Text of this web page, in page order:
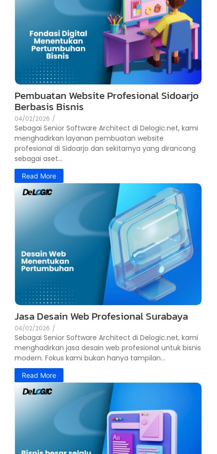
Pembuatan Website Profesional Sidoarjo
Berbasis Bisnis
04/02/2026 /
Sebagai Senior Software Architect di Delogic.net, kami
menghadirkan layanan pembuatan website
profesional di Sidoarjo dan sekitarnya yang dirancang
sebagai aset...
Read More
Jasa Desain Web Profesional Surabaya
04/02/2026 /
Sebagai Senior Software Architect di Delogic.net, kami
menghadirkan jasa desain web profesional untuk bisnis
modern. Fokus kami bukan hanya tampilan...
Read More